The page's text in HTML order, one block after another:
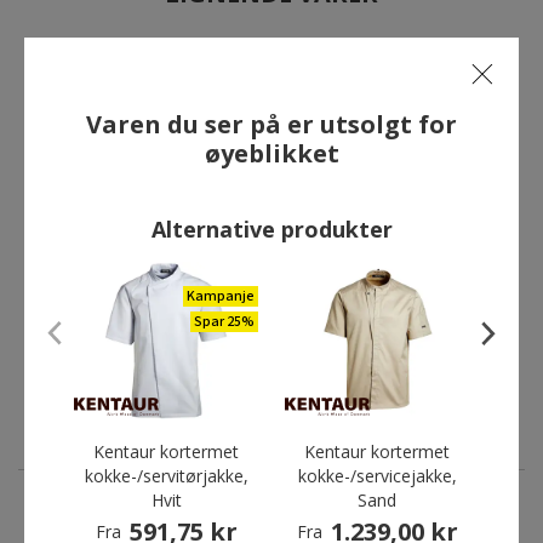
Spar 25%
Kentaur kortermet
kokkejakke, Svart
Fra 824,25 kr
Du sparer:
274,75 kr
Varen du ser på er utsolgt for
øyeblikket
Alternative produkter
Kampanje
Spar 25%
Kentaur kortermet
kokke-/servitørjakke,
Hvit
Fra 591,75 kr
Kentaur kortermet
kokke-/servicejakke,
Sand
Fra 1.239,00 kr